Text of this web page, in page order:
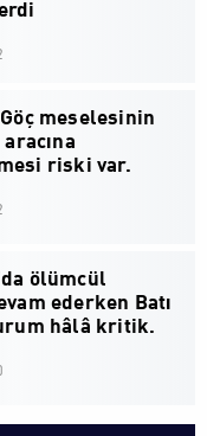
meselesinin
riski var.
ölümcül
ederken Batı
hâlâ kritik.